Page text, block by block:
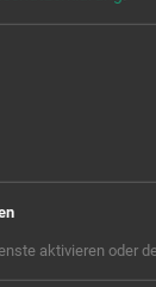
wurden
Forststadt
der
aktivieren oder